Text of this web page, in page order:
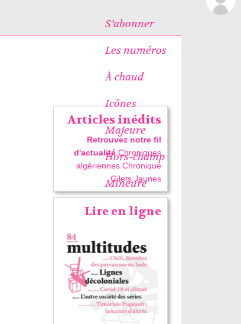
S’abonner
Les numéros
À chaud
Icônes
Majeure
Hors-champ
Mineure
Articles inédits
Retrouvez notre fil
d'actualité Chroniques
algériennes Chronique
Gilets Jaunes
Lire en ligne